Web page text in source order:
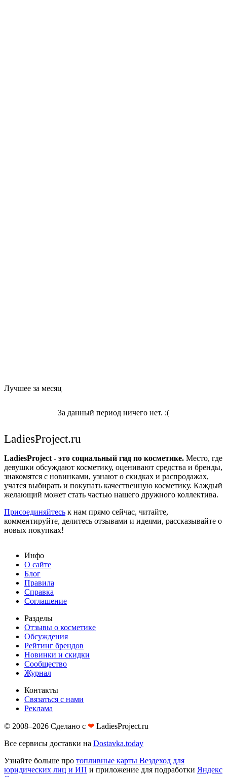
Лучшее за месяц
За данный период ничего нет. :(
LadiesProject.ru
LadiesProject - это социальный гид по косметике. Место, где
девушки обсуждают косметику, оценивают средства и бренды,
знакомятся с новинками, узнают о скидках и распродажах,
учатся выбирать и покупать качественную косметику. Каждый
желающий может стать частью нашего дружного коллектива.
Присоединяйтесь к нам прямо сейчас, читайте,
комментируйте, делитесь отзывами и идеями, рассказывайте о
новых покупках!
Инфо
О сайте
Блог
Правила
Справка
Соглашение
Разделы
Отзывы о косметике
Обсуждения
Рейтинг брендов
Новинки и скидки
Сообщество
Журнал
Контакты
Связаться с нами
Реклама
© 2008–2026 Сделано с ❤︎ LadiesProject.ru
Все сервисы доставки на Dostavka.today
Узнайте больше про топливные карты Вездеход для
юридических лиц и ИП и приложение для подработки Яндекс